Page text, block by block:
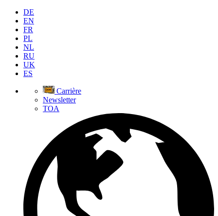
DE
EN
FR
PL
NL
RU
UK
ES
Carrière
Newsletter
TOA